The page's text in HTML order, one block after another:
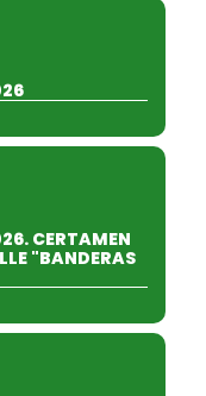
CERTAMEN
"BANDERAS